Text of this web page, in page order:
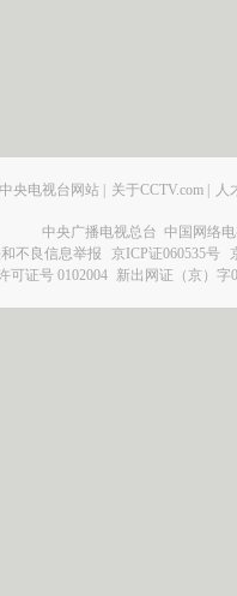
中央电视台网站 | 关于CCTV.com | 人
中央广播电视总台 中国网络
不良信息举报
京ICP证060535号
可证号 0102004 新出网证（京）